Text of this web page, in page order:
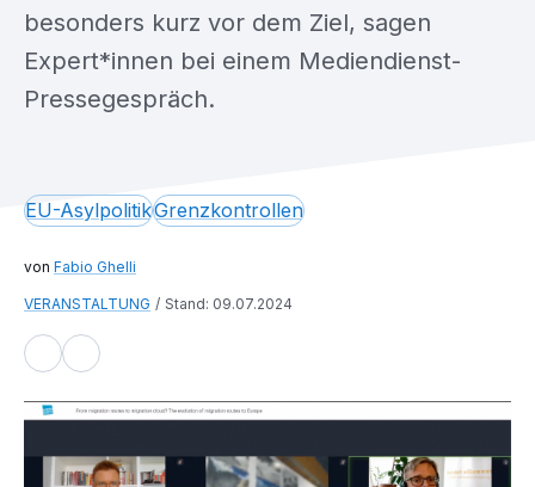
EU-AsylpolitikGrenzkontrollen
Fabio Ghelli
VERANSTALTUNG Stand: 09.07.2024
besonders kurz vor dem Ziel, sagen
Expert*innen bei einem Mediendienst-
Pressegespräch.